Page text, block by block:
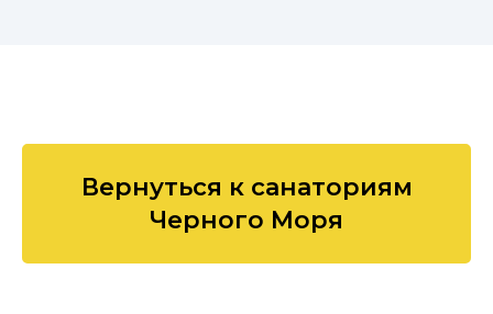
Вернуться к санаториям
Черного Моря